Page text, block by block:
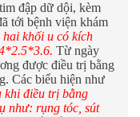
đập dữ dội, kèm
tới bệnh viện khám
khối u có kích
Từ ngày
được điều trị bằng
Các biểu hiện như
khi điều trị bằng
như: rụng tóc, sút